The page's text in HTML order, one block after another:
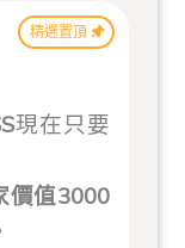
精選置頂
現在只要
價值3000